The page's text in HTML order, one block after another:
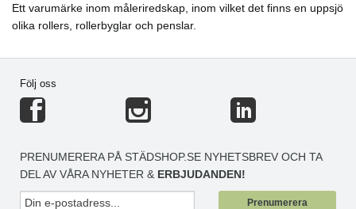
Ett varumärke inom måleriredskap, inom vilket det finns en uppsjö
olika rollers, rollerbyglar och penslar.
Följ oss
PRENUMERERA PÅ STÄDSHOP.SE NYHETSBREV OCH TA
DEL AV VÅRA NYHETER & ERBJUDANDEN!
Prenumerera